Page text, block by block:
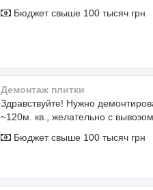
Бюджет свыше 100 тысяч грн
Демонтаж плитки
Здравствуйте! Нужно
~120м. кв., желательно с
Бюджет свыше 100 тысяч грн